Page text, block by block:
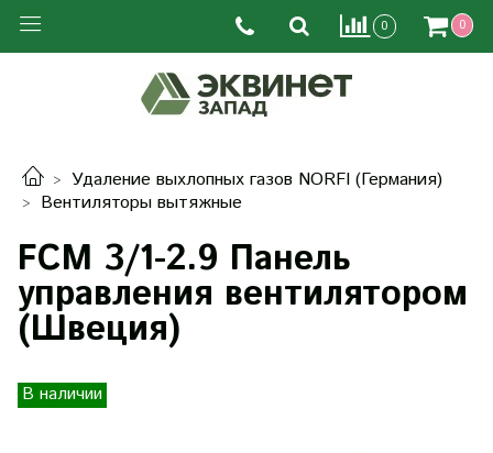
0 0
Удаление выхлопных газов NORFI (Германия)
Вентиляторы вытяжные
FCM 3/1-2.9 Панель
управления вентилятором
(Швеция)
В наличии